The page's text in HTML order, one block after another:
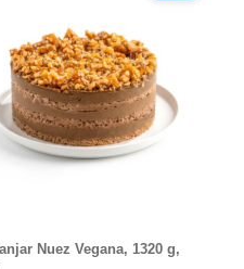
Nuez Vegana, 1320 g,